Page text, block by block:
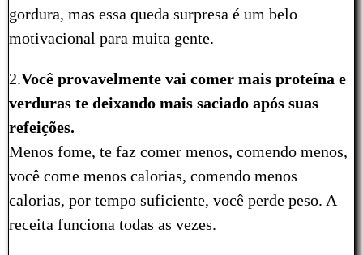
gordura, mas essa queda surpresa é um belo
motivacional para muita gente.
2.Você provavelmente vai comer mais proteína e
verduras te deixando mais saciado após suas
refeições.
Menos fome, te faz comer menos, comendo menos,
você come menos calorias, comendo menos
calorias, por tempo suficiente, você perde peso. A
receita funciona todas as vezes.